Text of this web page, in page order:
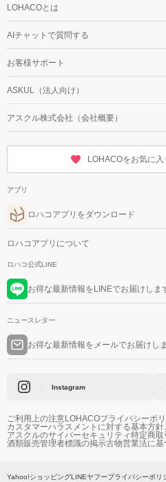
LOHACOとは
AIチャットで質問する
お客様サポート
ASKUL（法人向け）
アスクル株式会社（会社概要）
LOHACOをお気に
アプリ
ロハコアプリをダウンロード
ロハコアプリについて
ロハコ公式LINE
お得な最新情報をLINEでお届けしま
ニュースレター
お得な最新情報をメールでお届けし
Instagram
ご利用上の注意LOHACOプライバシーポ
カスタマーハラスメントに対する基本方針
アスクルのサイバーセキュリティ特定商取
酒類販売管理者標識の掲示古物営業法に基
Yahoo!ショッピングLINEヤフープライバシーポリ